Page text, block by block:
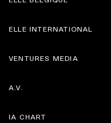
ELLE INTERNATIONAL
VENTURES MEDIA
A.V.
IA CHART